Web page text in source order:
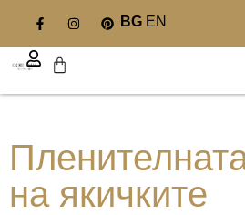
BG EN
на якичките